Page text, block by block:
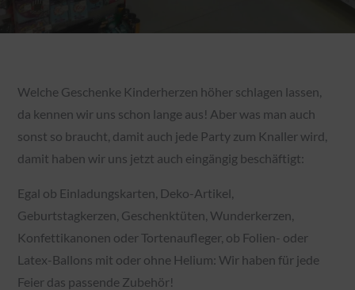
Welche Geschenke Kinderherzen höher schlagen lassen,
da kennen wir uns schon lange aus! Aber was man auch
sonst so braucht, damit auch jede Party zum Knaller wird,
damit haben wir uns jetzt auch eingängig beschäftigt:
Egal ob Einladungskarten, Deko-Artikel,
Geburtstagkerzen, Geschenktüten, Wunderkerzen,
Konfettikanonen oder Tortenaufleger, ob Folien- oder
Latex-Ballons mit oder ohne Helium: Wir haben für jede
Feier das passende Zubehör!